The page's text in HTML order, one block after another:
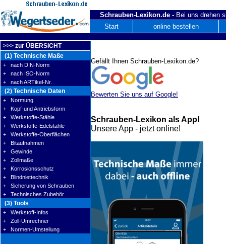
Schrauben-Lexikon.de - Bei uns drehen
Start
online bestellen
>>> zur ÜBERSICHT
(1) Technische Maße
+ nach DIN-Norm
+ nach ISO-Norm
+ nach ARTikel-Nr.
(2) Technische Daten
+ Normung
+ Kopf-und Antriebsform
+ Werkstoffe-Stähle
+ Werkstoffe-Edelstähle
+ Werkstoffe-Oberflächen
+ Bitaufnahmen
+ Gewinde
+ Zollmaße
+ Korrosionsschutz
+ Blindniettechnik
+ Sicherung von Schrauben
+ Technisches Zubehör
(3) Tools
+ Werkstoff-Infos
+ Zoll-Umrechner
+ Normen-Umstellung
Gefällt Ihnen Schrauben-Lexikon.de?
Bewerten Sie uns auf Google!
Schrauben-Lexikon als App!
Unsere App - jetzt online!